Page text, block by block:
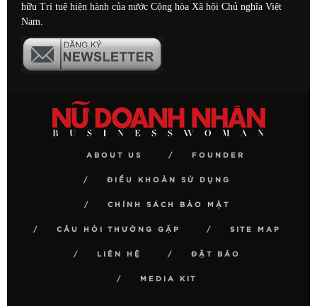
hữu Trí tuệ hiện hành của nước Cộng hòa Xã hội Chủ nghĩa Việt
Nam.
ABOUT US FOUNDER
ĐIỀU KHOẢN SỬ DỤNG
CHÍNH SÁCH BẢO MẬT
CÂU HỎI THƯỜNG GẶP SITE MAP
LIÊN HỆ ĐẶT BÁO
MEDIA KIT